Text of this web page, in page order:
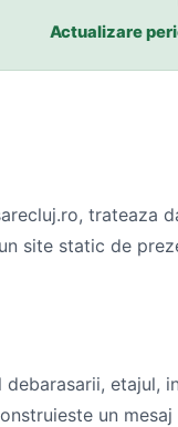
Actualizare
trateaza
site static de
etajul,
un mesaj